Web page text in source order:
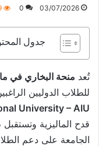
03/07/2026
0
جدول
تُعد منحة البخاري في
للطلاب الدوليين
University – AIU
قدح الماليزية
الجامعة على دعم